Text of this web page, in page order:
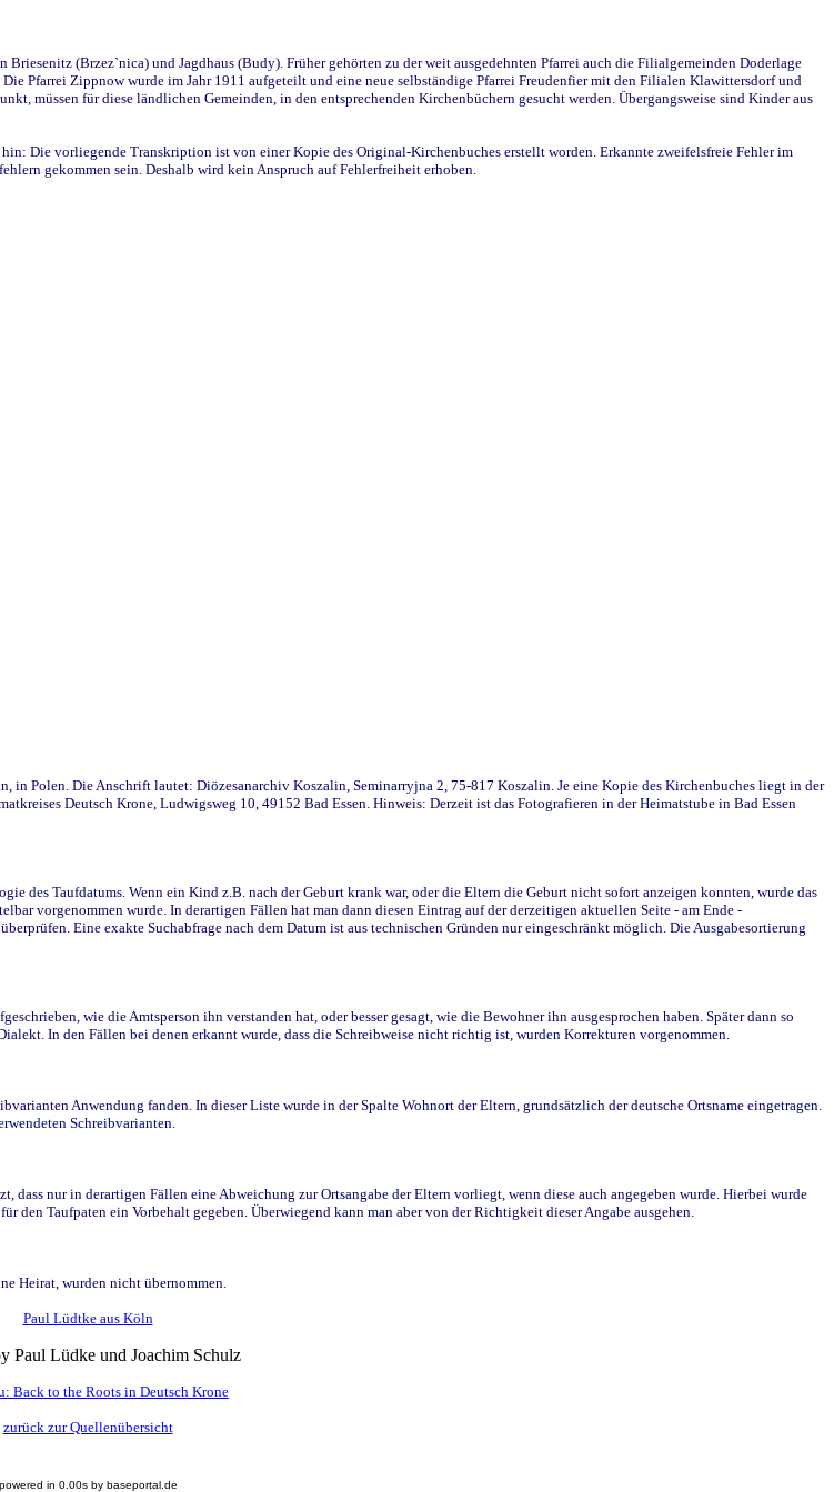
(Brzez`nica) und Jagdhaus (Budy). Früher gehörten zu der weit ausgedehnten Pfarrei auch die Filialgemeinden Doderlage
Pfarrei Zippnow wurde im Jahr 1911 aufgeteilt und eine neue selbständige Pfarrei Freudenfier mit den Filialen Klawittersdorf und
müssen für diese ländlichen Gemeinden, in den entsprechenden Kirchenbüchern gesucht werden. Übergangsweise sind Kinder aus
Die vorliegende Transkription ist von einer Kopie des Original-Kirchenbuches erstellt worden. Erkannte zweifelsfreie Fehler im
gekommen sein. Deshalb wird kein Anspruch auf Fehlerfreiheit erhoben.
Polen. Die Anschrift lautet: Diözesanarchiv Koszalin, Seminarryjna 2, 75-817 Koszalin. Je eine Kopie des Kirchenbuches liegt in der
Deutsch Krone, Ludwigsweg 10, 49152 Bad Essen. Hinweis: Derzeit ist das Fotografieren in der Heimatstube in Bad Essen
des Taufdatums. Wenn ein Kind z.B. nach der Geburt krank war, oder die Eltern die Geburt nicht sofort anzeigen konnten, wurde das
vorgenommen wurde. In derartigen Fällen hat man dann diesen Eintrag auf der derzeitigen aktuellen Seite - am Ende -
Eine exakte Suchabfrage nach dem Datum ist aus technischen Gründen nur eingeschränkt möglich. Die Ausgabesortierung
wie die Amtsperson ihn verstanden hat, oder besser gesagt, wie die Bewohner ihn ausgesprochen haben. Später dann so
In den Fällen bei denen erkannt wurde, dass die Schreibweise nicht richtig ist, wurden Korrekturen vorgenommen.
Anwendung fanden. In dieser Liste wurde in der Spalte Wohnort der Eltern, grundsätzlich der deutsche Ortsname eingetragen.
Schreibvarianten.
dass nur in derartigen Fällen eine Abweichung zur Ortsangabe der Eltern vorliegt, wenn diese auch angegeben wurde. Hierbei wurde
Taufpaten ein Vorbehalt gegeben. Überwiegend kann man aber von der Richtigkeit dieser Angabe ausgehen.
Heirat, wurden nicht übernommen.
Paul Lüdtke aus Köln
Paul Lüdke und Joachim Schulz
Back to the Roots in Deutsch Krone
zurück zur Quellenübersicht
powered in 0.00s by baseportal.de